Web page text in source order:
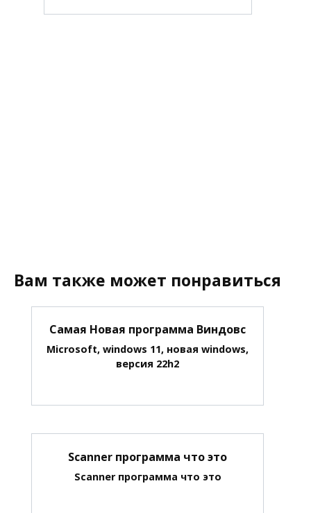
Вам также может понравиться
Самая Новая программа Виндовс
Microsoft, windows 11, новая windows,
версия 22h2
Scanner программа что это
Scanner программа что это